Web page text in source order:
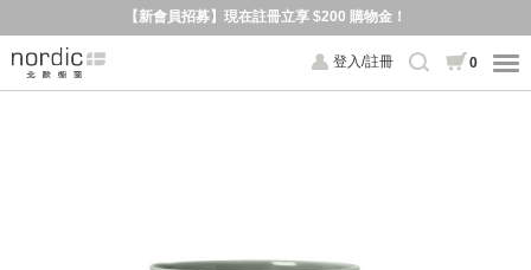
【新會員招募】現在註冊立享 $200 購物金！
登入/註冊 0